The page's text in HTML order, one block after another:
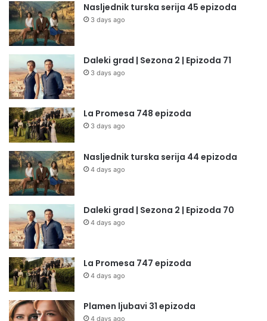
Nasljednik turska serija 45 epizoda
3 days ago
Daleki grad | Sezona 2 | Epizoda 71
3 days ago
La Promesa 748 epizoda
3 days ago
Nasljednik turska serija 44 epizoda
4 days ago
Daleki grad | Sezona 2 | Epizoda 70
4 days ago
La Promesa 747 epizoda
4 days ago
Plamen ljubavi 31 epizoda
4 days ago